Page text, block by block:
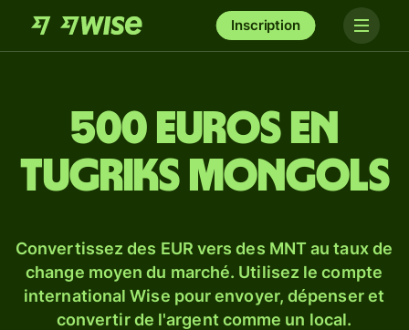
Inscription
500 euros en
tugriks mongols
Convertissez des EUR vers des MNT au taux de
change moyen du marché. Utilisez le compte
international Wise pour envoyer, dépenser et
convertir de l'argent comme un local.